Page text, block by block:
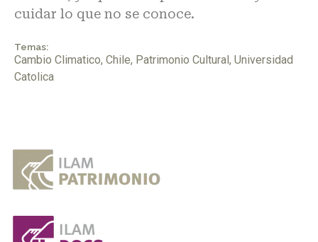
cuidar lo que no se conoce.
Temas:
Cambio Climatico, Chile, Patrimonio Cultural , Universidad
Catolica